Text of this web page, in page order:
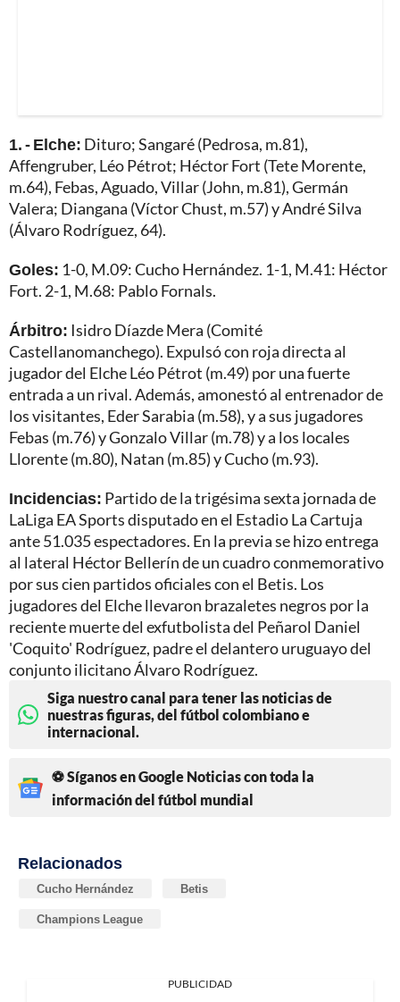
1. - Elche: Dituro; Sangaré (Pedrosa, m.81),
Affengruber, Léo Pétrot; Héctor Fort (Tete Morente,
m.64), Febas, Aguado, Villar (John, m.81), Germán
Valera; Diangana (Víctor Chust, m.57) y André Silva
(Álvaro Rodríguez, 64).
Goles: 1-0, M.09: Cucho Hernández. 1-1, M.41: Héctor
Fort. 2-1, M.68: Pablo Fornals.
Árbitro: Isidro Díazde Mera (Comité
Castellanomanchego). Expulsó con roja directa al
jugador del Elche Léo Pétrot (m.49) por una fuerte
entrada a un rival. Además, amonestó al entrenador de
los visitantes, Eder Sarabia (m.58), y a sus jugadores
Febas (m.76) y Gonzalo Villar (m.78) y a los locales
Llorente (m.80), Natan (m.85) y Cucho (m.93).
Incidencias: Partido de la trigésima sexta jornada de
LaLiga EA Sports disputado en el Estadio La Cartuja
ante 51.035 espectadores. En la previa se hizo entrega
al lateral Héctor Bellerín de un cuadro conmemorativo
por sus cien partidos oficiales con el Betis. Los
jugadores del Elche llevaron brazaletes negros por la
reciente muerte del exfutbolista del Peñarol Daniel
'Coquito' Rodríguez, padre el delantero uruguayo del
conjunto ilicitano Álvaro Rodríguez.
Siga nuestro canal para tener las noticias de
nuestras figuras, del fútbol colombiano e
internacional.
⚽ Síganos en Google Noticias con toda la
información del fútbol mundial
Relacionados
Cucho Hernández Betis
Champions League
PUBLICIDAD